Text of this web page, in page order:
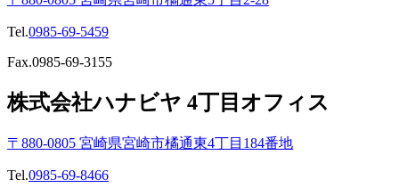
Tel.0985-69-5459
Fax.0985-69-3155
株式会社ハナビヤ 4丁目オフィス
〒880-0805 宮崎県宮崎市橘通東4丁目184番地
Tel.0985-69-8466